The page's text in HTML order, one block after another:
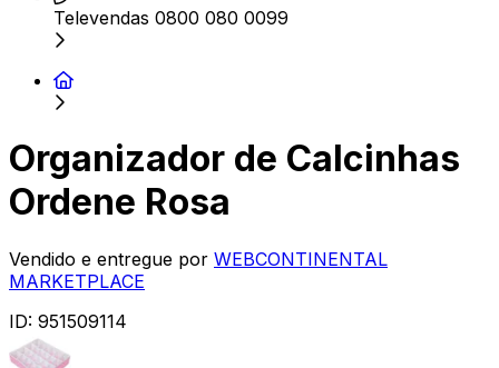
Televendas 0800 080 0099
Organizador de Calcinhas
Ordene Rosa
Vendido e entregue por WEBCONTINENTAL
MARKETPLACE
ID: 951509114